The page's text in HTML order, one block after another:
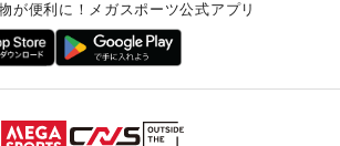
が便利に！メガスポーツ公式アプリ